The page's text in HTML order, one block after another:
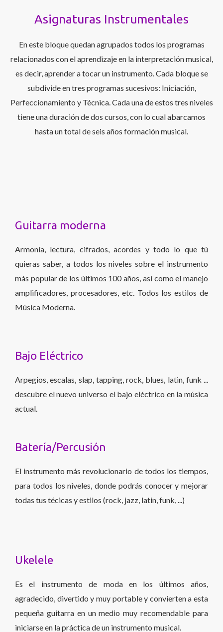
Asignaturas Instrumentales
En este bloque quedan agrupados todos los programas
relacionados con el aprendizaje en la interpretación musical,
es decir, aprender a tocar un instrumento. Cada bloque se
subdivide en tres programas sucesivos: Iniciación,
Perfeccionamiento y Técnica. Cada una de estos tres niveles
tiene una duración de dos cursos, con lo cual abarcamos
hasta un total de seis años formación musical.
Guitarra moderna
Armonía, lectura, cifrados, acordes y todo lo que tú
quieras saber, a todos los niveles sobre el instrumento
más popular de los últimos 100 años, así como el manejo
amplificadores, procesadores, etc. Todos los estilos de
Música Moderna.
Bajo Eléctrico
Arpegios, escalas, slap, tapping, rock, blues, latin, funk ...
descubre el nuevo universo el bajo eléctrico en la música
actual.
Batería/Percusión
El instrumento más revolucionario de todos los tiempos,
para todos los niveles, donde podrás conocer y mejorar
todas tus técicas y estilos (rock, jazz, latin, funk, ...)
Ukelele
Es el instrumento de moda en los últimos años,
agradecido, divertido y muy portable y convierten a esta
pequeña guitarra en un medio muy recomendable para
iniciarse en la práctica de un instrumento musical.